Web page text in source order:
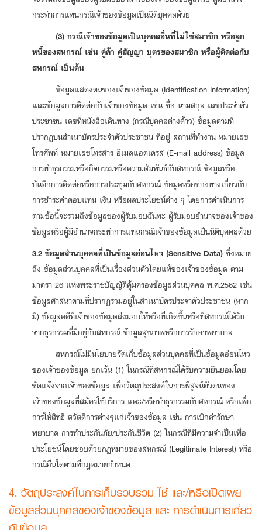
กระทำการแทนกรณีเจ้าของข้อมูลเป็นนิติบุคคลด้วย
(3) กรณีเจ้าของข้อมูลเป็นบุคคลอื่นที่ไม่ใช่สมาชิก หรือลูก
หนี้ของสหกรณ์ เช่น คู่ค้า คู่สัญญา บุตรของสมาชิก หรือผู้ติดต่อกับ
สหกรณ์ เป็นต้น
ข้อมูลแสดงตนของเจ้าของข้อมูล (Identification Information)
และข้อมูลการติดต่อกับเจ้าของข้อมูล เช่น ชื่อ-นามสกุล เลขประจำตัว
ประชาชน เลขที่หนังสือเดินทาง (กรณีบุคคลต่างด้าว) ข้อมูลตามที่
ปรากฏบนสำเนาบัตรประจำตัวประชาชน ที่อยู่ สถานที่ทำงาน หมายเลข
โทรศัพท์ หมายเลขโทรสาร อีเมลแอดเดรส (E-mail address) ข้อมูล
การทำธุรกรรมหรือกิจกรรมหรือความสัมพันธ์กับสหกรณ์ ข้อมูลหรือ
บันทึกการติดต่อหรือการประชุมกับสหกรณ์ ข้อมูลหรือช่องทางเกี่ยวกับ
การชำระค่าตอบแทน เงิน หรือผลประโยชน์ต่าง ๆ โดยการดำเนินการ
ตามข้อนี้จะรวมถึงข้อมูลของผู้รับมอบฉันทะ ผู้รับมอบอำนาจของเจ้าของ
ข้อมูลหรือผู้มีอำนาจกระทำการแทนกรณีเจ้าของข้อมูลเป็นนิติบุคคลด้วย
3.2 ข้อมูลส่วนบุคคลที่เป็นข้อมูลอ่อนไหว (Sensitive Data) ซึ่งหมาย
ถึง ข้อมูลส่วนบุคคลที่เป็นเรื่องส่วนตัวโดยแท้ของเจ้าของข้อมูล ตาม
มาตรา 26 แห่งพระราชบัญญัติคุ้มครองข้อมูลส่วนบุคคล พ.ศ.2562 เช่น
ข้อมูลศาสนาตามที่ปรากฏรวมอยู่ในสำเนาบัตรประจำตัวประชาชน (หาก
มี) ข้อมูลคดีที่เจ้าของข้อมูลส่งมอบให้หรือที่เกิดขึ้นหรือที่สหกรณ์ได้รับ
จากธุรกรรมที่มีอยู่กับสหกรณ์ ข้อมูลสุขภาพหรือการรักษาพยาบาล
สหกรณ์ไม่มีนโยบายจัดเก็บข้อมูลส่วนบุคคลที่เป็นข้อมูลอ่อนไหว
ของเจ้าของข้อมูล ยกเว้น (1) ในกรณีที่สหกรณ์ได้รับความยินยอมโดย
ชัดแจ้งจากเจ้าของข้อมูล เพื่อวัตถุประสงค์ในการพิสูจน์ตัวตนของ
เจ้าของข้อมูลที่สมัครใช้บริการ และ/หรือทำธุรกรรมกับสหกรณ์ หรือเพื่อ
การให้สิทธิ สวัสดิการต่างๆแก่เจ้าของข้อมูล เช่น การเบิกค่ารักษา
พยาบาล การทำประกันภัย/ประกันชีวิต (2) ในกรณีที่มีความจำเป็นเพื่อ
ประโยชน์โดยชอบด้วยกฎหมายของสหกรณ์ (Legitimate Interest) หรือ
กรณีอื่นใดตามที่กฎหมายกำหนด
4. วัตถุประสงค์ในการเก็บรวบรวม ใช้ และ/หรือเปิดเผย
ข้อมูลส่วนบุคคลของเจ้าของข้อมูล และ การดำเนินการเกี่ยว